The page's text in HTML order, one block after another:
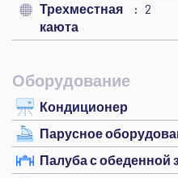
Трехместная
каюта
2
Оборудование
Кондиционер
Парусное
Палуба с обеденной